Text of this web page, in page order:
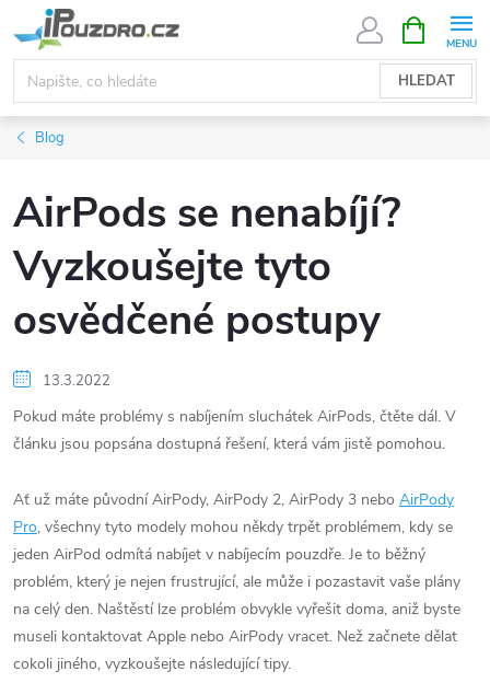
na
obsah
HLEDAT
NÁKUPNÍ
KOŠÍK
Blog
AirPods se nenabíjí?
Vyzkoušejte tyto
osvědčené postupy
13.3.2022
Pokud máte problémy s nabíjením sluchátek AirPods, čtěte dál. V
článku jsou popsána dostupná řešení, která vám jistě pomohou.
Ať už máte původní AirPody, AirPody 2, AirPody 3 nebo AirPody
Pro, všechny tyto modely mohou někdy trpět problémem, kdy se
jeden AirPod odmítá nabíjet v nabíjecím pouzdře. Je to běžný
problém, který je nejen frustrující, ale může i pozastavit vaše plány
na celý den. Naštěstí lze problém obvykle vyřešit doma, aniž byste
museli kontaktovat Apple nebo AirPody vracet. Než začnete dělat
cokoli jiného, vyzkoušejte následující tipy.